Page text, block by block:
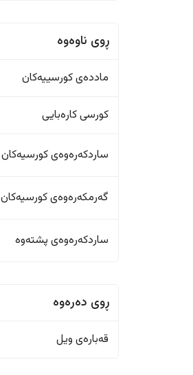
ڕوی ناوەوە
ماددەی کورسییەکان
کورسی کارەبایی
ساردکەرەوەی کورسیەکان
گەرمکەرەوەی کورسیەکان
ساردکەرەوەی پشتەوە
ڕوی دەرەوە
قەبارەی ویل